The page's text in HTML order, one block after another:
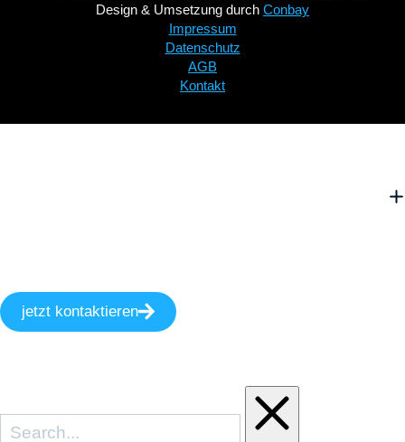
Design & Umsetzung durch Conbay
Impressum
Datenschutz
AGB
Kontakt
jetzt kontaktieren